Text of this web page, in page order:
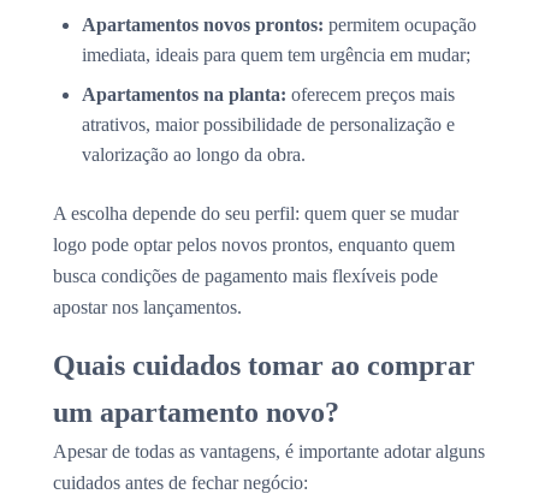
Apartamentos novos prontos: permitem ocupação
imediata, ideais para quem tem urgência em mudar;
Apartamentos na planta: oferecem preços mais
atrativos, maior possibilidade de personalização e
valorização ao longo da obra.
A escolha depende do seu perfil: quem quer se mudar
logo pode optar pelos novos prontos, enquanto quem
busca condições de pagamento mais flexíveis pode
apostar nos lançamentos.
Quais cuidados tomar ao comprar
um apartamento novo?
Apesar de todas as vantagens, é importante adotar alguns
cuidados antes de fechar negócio: